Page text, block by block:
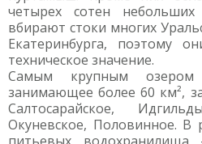
четырех сотен
вбирают стоки многих
Екатеринбурга, поэтому
техническое значение.
Самым крупным озером
занимающее более 60 км²,
Салтосарайское,
Окуневское, Половинное. В